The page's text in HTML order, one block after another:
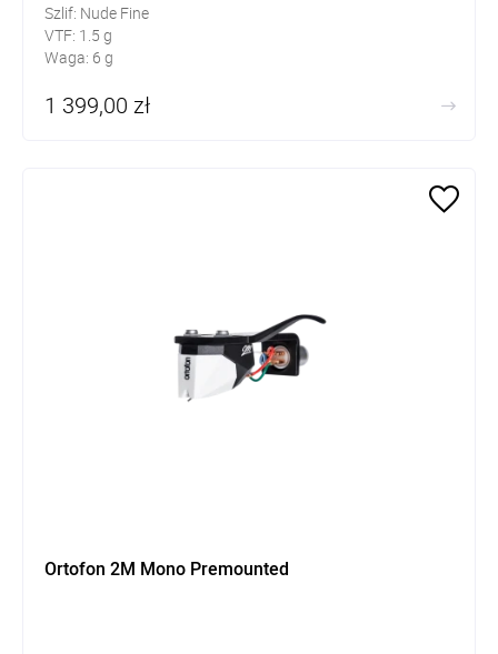
Szlif: Nude Fine
VTF: 1.5 g
Waga: 6 g
1 399,00 zł
Ortofon 2M Mono Premounted